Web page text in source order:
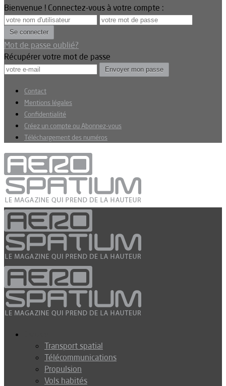
Bienvenue ! Connectez-vous à votre compte :
Mot de passe oublié?
Récupérer votre mot de passe
Contact
Mentions légales
Confidentialité
Créez un compte ou Abonnez-vous
Téléchargement des numéros
Transport spatial
Télécommunications
Propulsion
Vols habités